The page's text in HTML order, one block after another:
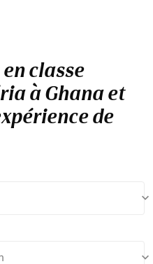
classe
à Ghana et
de
keyboard_arrow_down
keyboard_arrow_down